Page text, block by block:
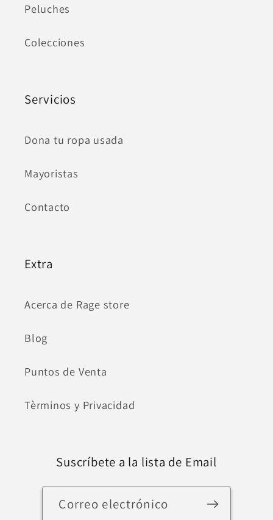
Peluches
Colecciones
Servicios
Dona tu ropa usada
Mayoristas
Contacto
Extra
Acerca de Rage store
Blog
Puntos de Venta
Tèrminos y Privacidad
Suscríbete a la lista de Email
Correo electrónico